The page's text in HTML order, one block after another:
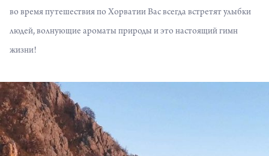
во время путешествия по Хорватии Вас всегда встретят улыбки
людей, волнующие ароматы природы и это настоящий гимн
жизни!